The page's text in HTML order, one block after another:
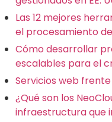
Las 12 mejores
el procesamiento
Cómo desarrollar
escalables para el
Servicios web
¿Qué son los
infraestructura que